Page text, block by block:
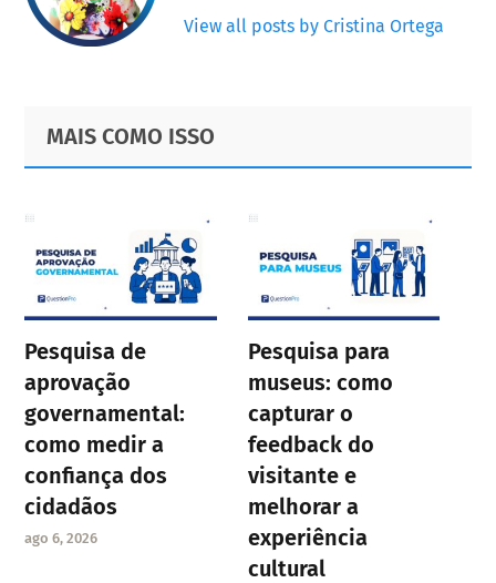
View all posts by Cristina Ortega
Primary
Sidebar
Footer
MAIS COMO ISSO
Pesquisa de
aprovação
governamental:
como medir a
confiança dos
cidadãos
ago 6, 2026
Pesquisa para
museus: como
capturar o
feedback do
visitante e
melhorar a
experiência
cultural